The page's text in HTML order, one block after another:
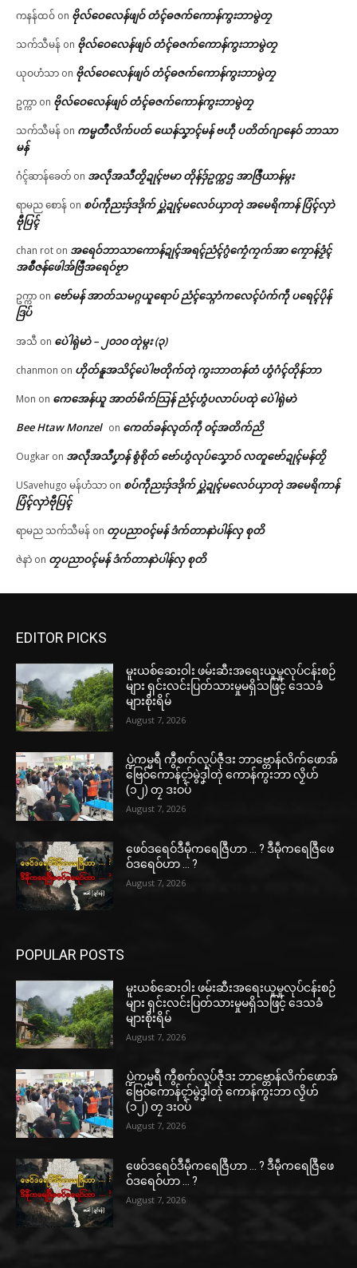
ကနန်ထဝ် on ဗိုလ်ဝေလေန်ဖျဝ် တံၚ်ဓဇက်ကောန်ကွးဘာမွဲတၠ
သက်သီမန် on ဗိုလ်ဝေလေန်ဖျဝ် တံၚ်ဓဇက်ကောန်ကွးဘာမွဲတၠ
ယုဝဟံသာ on ဗိုလ်ဝေလေန်ဖျဝ် တံၚ်ဓဇက်ကောန်ကွးဘာမွဲတၠ
ဥက္ကာ on ဗိုလ်ဝေလေန်ဖျဝ် တံၚ်ဓဇက်ကောန်ကွးဘာမွဲတၠ
သက်သီမန် on ကမ္မတဳလိက်ပတ် ယေန်သၞာၚ်မန် ဗဟဵု ပတိတ်ဂျာနေဝ် ဘာသာ
မန်
ဂံၚ်ဆာန်ခေတ် on အလဵုအသဳတၟိဍုၚ်ဗမာ တိုန်ဒှ်ဥက္ကဌ အာဇြဳယာန်မ္ဂး
ရာမည စောန် on စပ်ကဵုညးဒှ်ဒဒိုက် ပ္ဋဲဍုၚ်မလေဝ်ယှာတုဲ အမေရိကာန် ပြံၚ်လှာဲ
ဗီုပြၚ်
chan rot on အရေဝ်ဘာသာကောန်ဍုၚ်အရၚ်ညံၚ်ဂွံကၠေံကၠက်အာ ကၠောန်ဒၟံၚ်
အစဳဇန်ဖေါအ်ဗြဳအရေဝ်ဗၟာ
ဥက္ကာ on ဗော်မန် အာတ်သမဂ္ဂယူရောပ် ညံၚ်သ္ဂောံကလေၚ်ပံက်ကဵု ပရေၚ်ပိုန်
ဒြပ်
အသီ on ပေဲါရုဲမာဲ – ၂၀၁၀ တုဲမ္ဂး (၃)
chanmon on ဟိုတ်နူအသိၚ်ပေဲါဗတိုက်တုဲ ကွးဘာတန်တံ ဟွံဂံၚ်တိုန်ဘာ
Mon on ကေအေန်ယူ အာတ်မိက်သြန် ညံၚ်ဟွံပလာပ်ပထုဲ ပေဲါရုဲမာဲ
Bee Htaw Monzel on ကေတ်ခန်လ္ၚတ်ကဵု ၀ၚ်အတိက်ညိ
Ougkar on အလဵုအသဳပၞာန် စွံစိုတ် ဗော်ဟွံလုပ်သၞောဝ် လတူဗော်ဍုၚ်မန်တၟိ
USavehugo မန်ဟံသာ on စပ်ကဵုညးဒှ်ဒဒိုက် ပ္ဋဲဍုၚ်မလေဝ်ယှာတုဲ အမေရိကာန်
ပြံၚ်လှာဲဗီုပြၚ်
ရာမည သက်သီမန် on တၠပညာဝၚ်မန် ဒံက်တာနာဲပါန်လှ စုတိ
ဇဲနာဲ on တၠပညာဝၚ်မန် ဒံက်တာနာဲပါန်လှ စုတိ
EDITOR PICKS
မူးယစ်ဆေးဝါး ဖမ်းဆီးအရေးယူမှုလုပ်ငန်းစဉ်
များ ရှင်းလင်းပြတ်သားမှုမရှိသဖြင့် ဒေသခံ
များစိုးရိမ်
August 7, 2026
ပ္ဍဲကမ္မရဳ ကွဳစက်လုပ်ဇီုဒး ဘာဗ္တောန်လိက်ဖောအ်
ဗြေဝ်ကောန်ၚာ်မွဲဒၞါဲတုဲ ကောန်ကွးဘာ လၟိဟ်
(၁၂) တၠ ဒးဝပ်
August 7, 2026
ဖေဝ်ဒရေဝ်ဒဳမဵုကရေဇြဳဟာ … ? ဒဳမဵုကရေဇြဳဖေ
ဝ်ဒရေဝ်ဟာ … ?
August 7, 2026
POPULAR POSTS
မူးယစ်ဆေးဝါး ဖမ်းဆီးအရေးယူမှုလုပ်ငန်းစဉ်
များ ရှင်းလင်းပြတ်သားမှုမရှိသဖြင့် ဒေသခံ
များစိုးရိမ်
August 7, 2026
ပ္ဍဲကမ္မရဳ ကွဳစက်လုပ်ဇီုဒး ဘာဗ္တောန်လိက်ဖောအ်
ဗြေဝ်ကောန်ၚာ်မွဲဒၞါဲတုဲ ကောန်ကွးဘာ လၟိဟ်
(၁၂) တၠ ဒးဝပ်
August 7, 2026
ဖေဝ်ဒရေဝ်ဒဳမဵုကရေဇြဳဟာ … ? ဒဳမဵုကရေဇြဳဖေ
ဝ်ဒရေဝ်ဟာ … ?
August 7, 2026